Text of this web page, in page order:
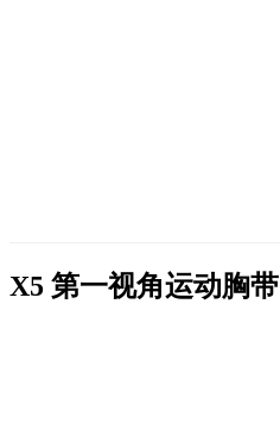
X5 第一视角运动胸带